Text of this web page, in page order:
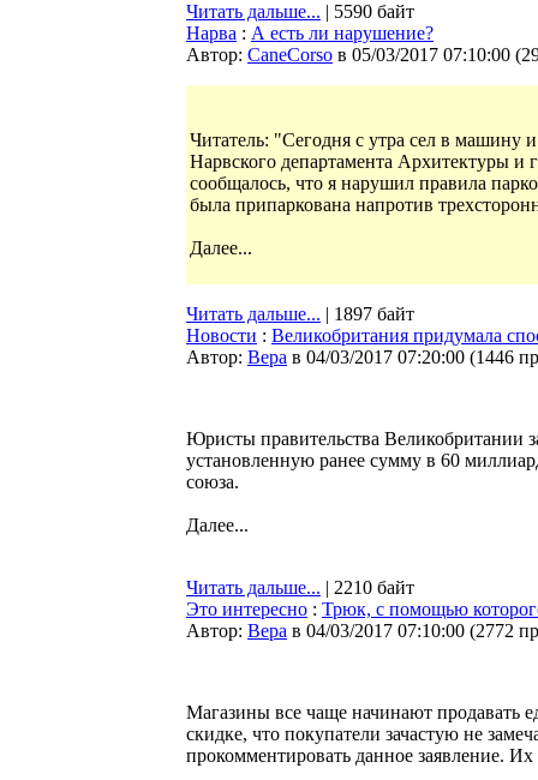
Читать дальше... | 5590 байт
Нарва : А есть ли нарушение?
Автор: CaneCorso в 05/03/2017 07:10:00 (
Читатель: "Сегодня с утра сел в машину
Нарвского департамента Архитектуры
сообщалось, что я нарушил правила
была припаркована напротив
Далее...
Читать дальше... | 1897 байт
Новости : Великобритания придумала
Автор: Bepa в 04/03/2017 07:20:00 (1446
Юристы правительства Великобритании
установленную ранее сумму в 60
союза.
Далее...
Читать дальше... | 2210 байт
Это интересно : Трюк, с помощью
Автор: Bepa в 04/03/2017 07:10:00 (2772
Магазины все чаще начинают продавать
скидке, что покупатели зачастую не
прокомментировать данное заявление.